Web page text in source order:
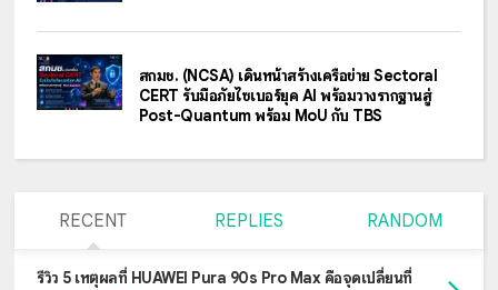
สกมช. (NCSA) เดินหน้าสร้างเครือข่าย Sectoral
CERT รับมือภัยไซเบอร์ยุค AI พร้อมวางรากฐานสู่
Post-Quantum พร้อม MoU กับ TBS
RECENT REPLIES RANDOM
รีวิว 5 เหตุผลที่ HUAWEI Pura 90s Pro Max คือจุดเปลี่ยนที่